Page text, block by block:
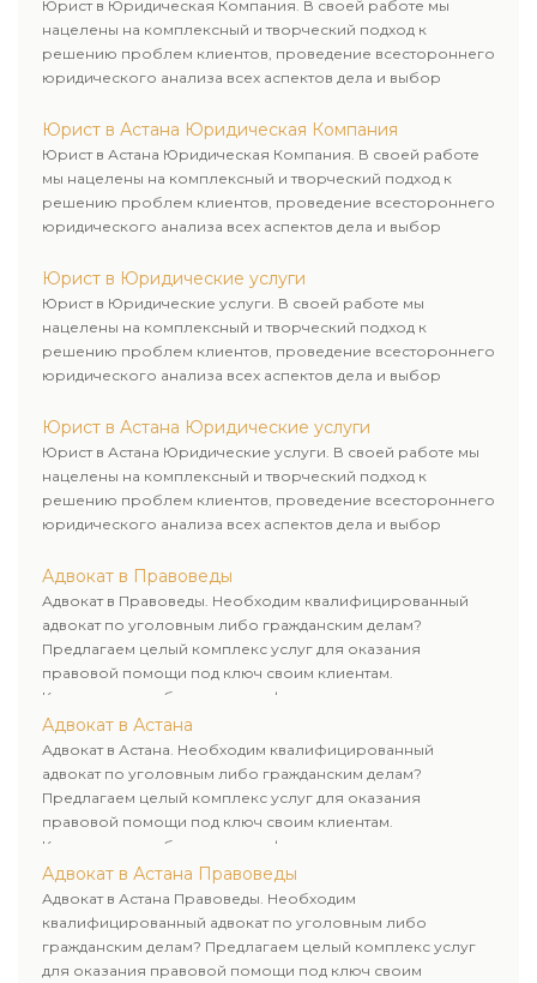
Юрист в Юридическая Компания. В своей работе мы
нацелены на комплексный и творческий подход к
решению проблем клиентов, проведение всестороннего
юридического анализа всех аспектов дела и выбор
Юрист в Астана Юридическая Компания
Юрист в Астана Юридическая Компания. В своей работе
мы нацелены на комплексный и творческий подход к
решению проблем клиентов, проведение всестороннего
юридического анализа всех аспектов дела и выбор
Юрист в Юридические услуги
Юрист в Юридические услуги. В своей работе мы
нацелены на комплексный и творческий подход к
решению проблем клиентов, проведение всестороннего
юридического анализа всех аспектов дела и выбор
Юрист в Астана Юридические услуги
Юрист в Астана Юридические услуги. В своей работе мы
нацелены на комплексный и творческий подход к
решению проблем клиентов, проведение всестороннего
юридического анализа всех аспектов дела и выбор
Адвокат в Правоведы
Адвокат в Правоведы. Необходим квалифицированный
адвокат по уголовным либо гражданским делам?
Предлагаем целый комплекс услуг для оказания
правовой помощи под ключ своим клиентам.
Комплексное обслуживание физических и юридических
лиц. Индивидуальный подход к каждому клиенту.
Адвокат в Астана
Адвокат в Астана. Необходим квалифицированный
адвокат по уголовным либо гражданским делам?
Предлагаем целый комплекс услуг для оказания
правовой помощи под ключ своим клиентам.
Комплексное обслуживание физических и юридических
лиц. Индивидуальный подход к каждому клиенту.
Адвокат в Астана Правоведы
Адвокат в Астана Правоведы. Необходим
квалифицированный адвокат по уголовным либо
гражданским делам? Предлагаем целый комплекс услуг
для оказания правовой помощи под ключ своим